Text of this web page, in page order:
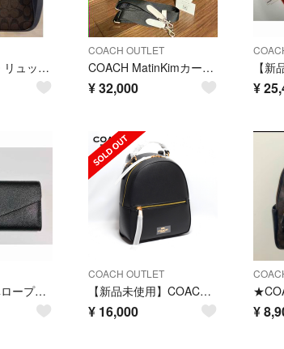
COACH コーチ リュック F76715 新品 美品
COACH OUTLET
COACH MatinKimカーゴトートバッグ CAZ28 A4サイズ 未使用
¥32,000 ¥
COACH エンベロープ型 長財布 ブラック
COACH OUTLET
【新品未使用】COACH コーチ リュック バックパック レディース
¥ 16,000 ¥